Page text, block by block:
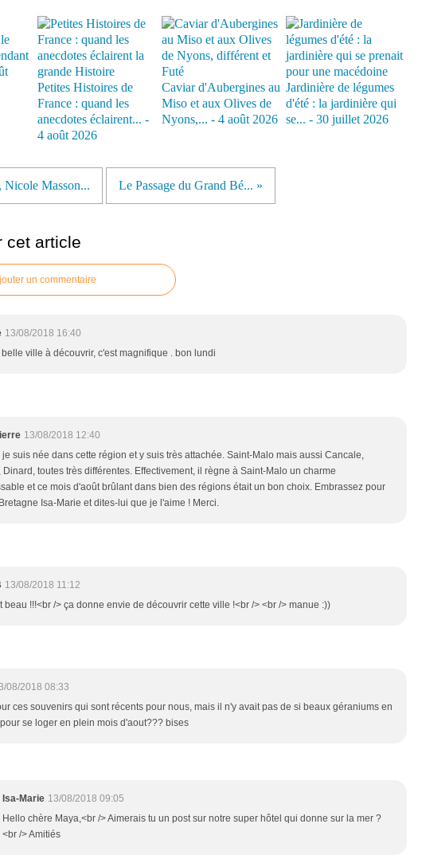
Petites Histoires de
France : quand les
anecdotes éclairent... -
4 août 2026
Caviar d'Aubergines au
Miso et aux Olives de
Nyons,... - 4 août 2026
Jardinière de légumes
d'été : la jardinière qui
se... - 30 juillet 2026
Nicole Masson... Le Passage du Grand Bé... »
cet article
un commentaire
13/08/2018 16:40
ville à découvrir, c'est magnifique . bon lundi
13/08/2018 12:40
je suis née dans cette région et y suis très attachée. Saint-Malo mais aussi Cancale,
Dinard, toutes très différentes. Effectivement, il règne à Saint-Malo un charme
et ce mois d'août brûlant dans bien des régions était un bon choix. Embrassez pour
Isa-Marie et dites-lui que je l'aime ! Merci.
13/08/2018 11:12
beau !!!<br /> ça donne envie de découvrir cette ville !<br /> <br /> manue :))
08/2018 08:33
ces souvenirs qui sont récents pour nous, mais il n'y avait pas de si beaux géraniums en
se loger en plein mois d'aout??? bises
Isa-Marie 13/08/2018 09:05
Hello chère Maya,<br /> Aimerais tu un post sur notre super hôtel qui donne sur la mer ?
<br /> Amitiés